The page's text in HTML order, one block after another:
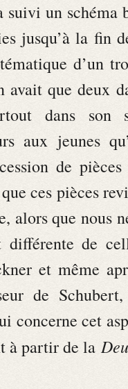
un schéma
jusqu’à la fin
d’un
avait que deux
dans son
aux jeunes
de pièces
ces pièces
alors que nous
de
et même
de
concerne cet
à partir de la